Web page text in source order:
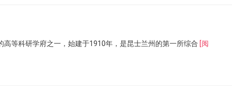
等科研学府之一，始建于1910年，是昆士兰州的第一所综合 [阅